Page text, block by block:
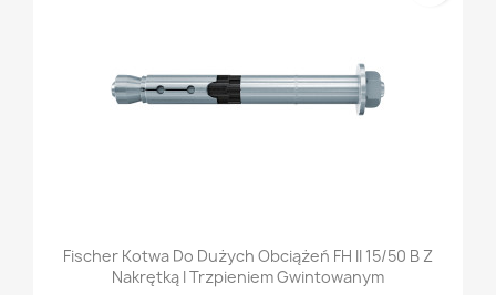
Fischer Kotwa Do Dużych Obciążeń FH II 15/50 B Z
Nakrętką I Trzpieniem Gwintowanym